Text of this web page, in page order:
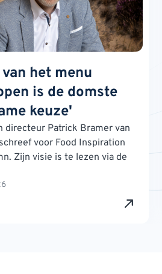
het menu
is de domste
keuze'
directeur Patrick Bramer van
voor Food Inspiration
Zijn visie is te lezen via de